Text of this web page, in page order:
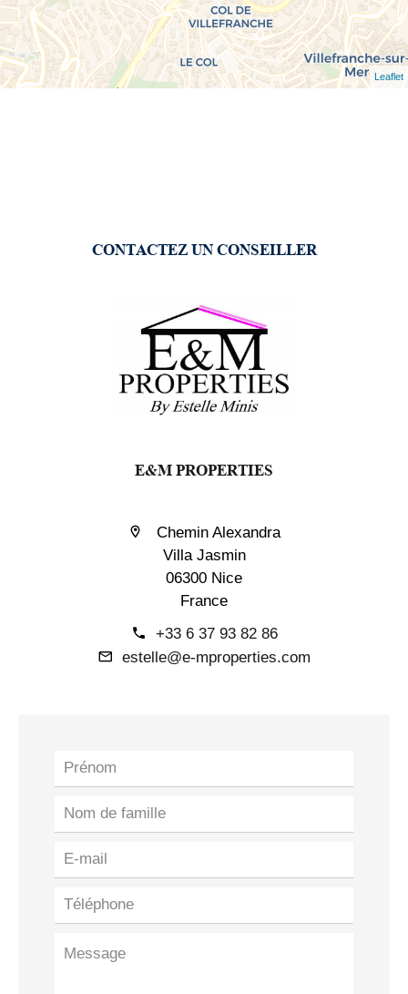
Leaflet
CONTACTEZ UN CONSEILLER
E&M PROPERTIES
Chemin Alexandra
Villa Jasmin
06300 Nice
France
+33 6 37 93 82 86
estelle@e-mproperties.com